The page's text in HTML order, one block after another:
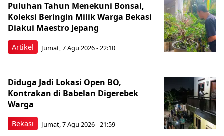
Artikel
Puluhan Tahun Menekuni Bonsai,
Koleksi Beringin Milik Warga Bekasi
Diakui Maestro Jepang
Jumat, 7 Agu 2026 - 22:10
Bekasi
Diduga Jadi Lokasi Open BO,
Kontrakan di Babelan Digerebek
Warga
Jumat, 7 Agu 2026 - 21:59